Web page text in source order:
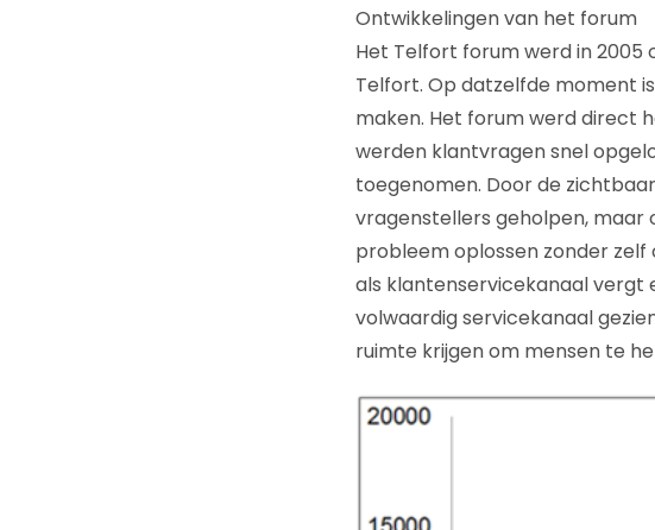
Ontwikkelingen van het forum
Het Telfort forum werd in 2005
Telfort. Op datzelfde moment
maken. Het forum werd direct
werden klantvragen snel
toegenomen. Door de
vragenstellers geholpen, maar
probleem oplossen zonder
als klantenservicekanaal vergt
volwaardig servicekanaal
ruimte krijgen om mensen te